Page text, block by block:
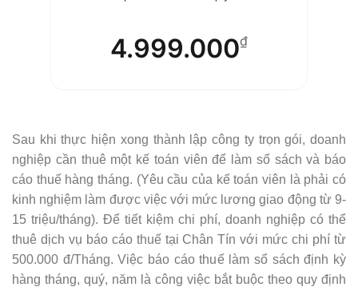
₫
4.999.000
Sau khi thực hiện xong thành lập công ty trọn gói, doanh
nghiệp cần thuê một kế toán viên để làm sổ sách và báo
cáo thuế hàng tháng. (Yêu cầu của kế toán viên là phải có
kinh nghiệm làm được việc với mức lương giao động từ 9-
15 triệu/tháng). Để tiết kiệm chi phí, doanh nghiệp có thể
thuê dịch vụ báo cáo thuế tại Chân Tín với mức chi phí từ
500.000 đ/Tháng. Việc báo cáo thuế làm sổ sách định kỳ
hàng tháng, quý, năm là công việc bắt buộc theo quy định